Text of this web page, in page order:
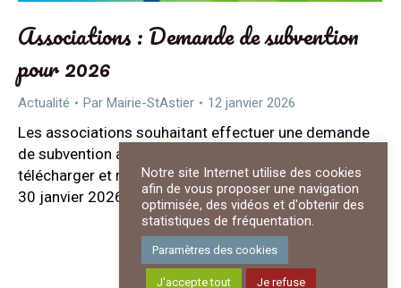
Associations : Demande de subvention
pour 2026
Actualité Par Mairie-StAstier 12 janvier 2026
Les associations souhaitant effectuer une demande
de subvention au titre de l’année 2026 doivent
télécharger et retourner le dossier avant le vendredi
30 janvier 2026.
Notre site Internet utilise des cookies
afin de vous proposer une navigation
optimisée, des vidéos et d'obtenir des
statistiques de fréquentation.
Paramètres des cookies
J'accepte tout Je refuse